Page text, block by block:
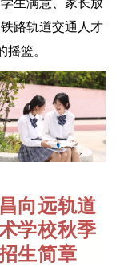
生满意、家长放
路轨道交通人才
摇篮。
向远轨道
学校秋季
生简章